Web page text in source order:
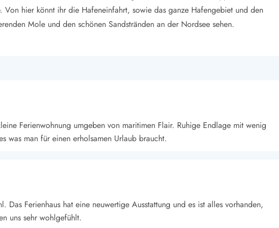
Von hier könnt ihr die Hafeneinfahrt, sowie das ganze Hafengebiet und den
Mole und den schönen Sandstränden an der Nordsee sehen.
Ferienwohnung umgeben von maritimen Flair. Ruhige Endlage mit wenig
was man für einen erholsamen Urlaub braucht.
Das Ferienhaus hat eine neuwertige Ausstattung und es ist alles vorhanden,
uns sehr wohlgefühlt.